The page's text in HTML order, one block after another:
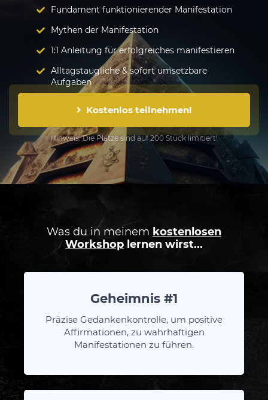
Fundament funktionierender Manifestation
Mythen der Manifestation
1:1 Anleitung für erfolgreiches manifestieren
Alltagstaugliche & sofort umsetzbare
Aufgaben
Kostenlos teilnehmen!
Hinweis: Die Plätze sind auf 200 Stück limitiert!
Was du in meinem kostenlosen
Workshop lernen wirst...
Geheimnis #1
Präzise Gedankenkontrolle, um positive
Affirmationen, zu wahrhaftigen
Manifestationen zu führen.